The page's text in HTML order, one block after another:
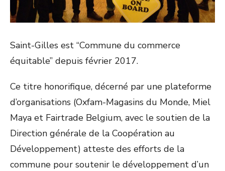
Saint-Gilles est “Commune du commerce
équitable” depuis février 2017.
Ce titre honorifique, décerné par une plateforme
d’organisations (Oxfam-Magasins du Monde, Miel
Maya et Fairtrade Belgium, avec le soutien de la
Direction générale de la Coopération au
Développement) atteste des efforts de la
commune pour soutenir le développement d’un